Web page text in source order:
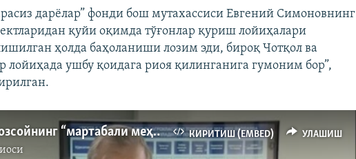
дарёлар” фонди бош мутахассиси Евгений Симоновнинг
қуйи оқимда тўғонлар қуриш лойиҳалари
ҳолда баҳоланиши лозим эди, бироқ Чотқол ва
лойиҳада ушбу қоидага риоя қилинганига гумоним бор”,
КИРИТИШ (EMBED) УЛАШИШ
Мирзиëев Шоввозсойнинг “мартабали меҳмон”лар учун қурилганини тан олди